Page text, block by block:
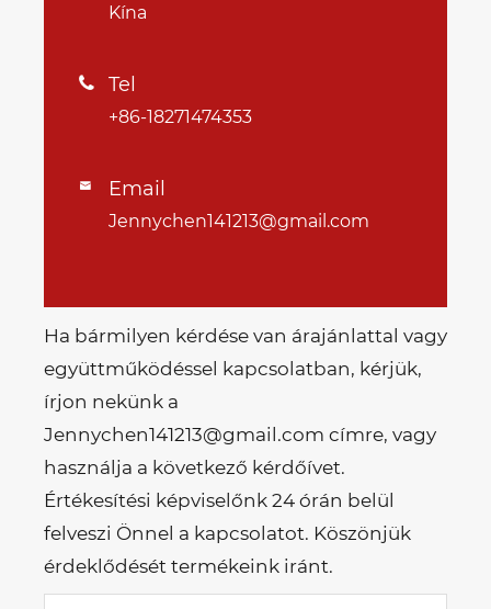
Kína
 Tel
+86-18271474353
 Email
Jennychen141213@gmail.com
Ha bármilyen kérdése van árajánlattal vagy
együttműködéssel kapcsolatban, kérjük,
írjon nekünk a
Jennychen141213@gmail.com címre, vagy
használja a következő kérdőívet.
Értékesítési képviselőnk 24 órán belül
felveszi Önnel a kapcsolatot. Köszönjük
érdeklődését termékeink iránt.